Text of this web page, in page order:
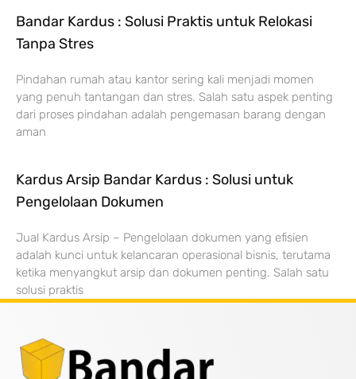
Bandar Kardus : Solusi Praktis untuk Relokasi
Tanpa Stres
Pindahan rumah atau kantor sering kali menjadi momen
yang penuh tantangan dan stres. Salah satu aspek penting
dari proses pindahan adalah pengemasan barang dengan
aman
Kardus Arsip Bandar Kardus : Solusi untuk
Pengelolaan Dokumen
Jual Kardus Arsip – Pengelolaan dokumen yang efisien
adalah kunci untuk kelancaran operasional bisnis, terutama
ketika menyangkut arsip dan dokumen penting. Salah satu
solusi praktis